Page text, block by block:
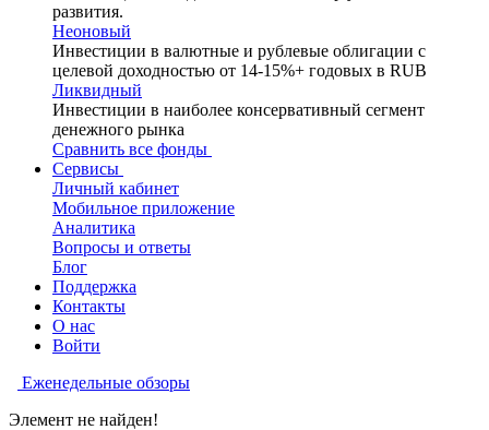
развития.
Неоновый
Инвестиции в валютные и рублевые облигации с
целевой доходностью от 14-15%+ годовых в RUB
Ликвидный
Инвестиции в наиболее консервативный сегмент
денежного рынка
Сравнить все фонды
Сервисы
Личный кабинет
Мобильное приложение
Аналитика
Вопросы и ответы
Блог
Поддержка
Контакты
О нас
Войти
Еженедельные обзоры
Элемент не найден!